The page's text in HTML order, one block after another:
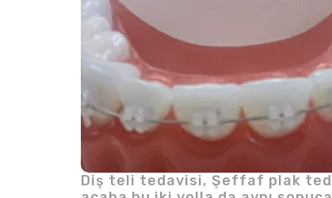
Diş teli tedavisi, Şeffaf plak